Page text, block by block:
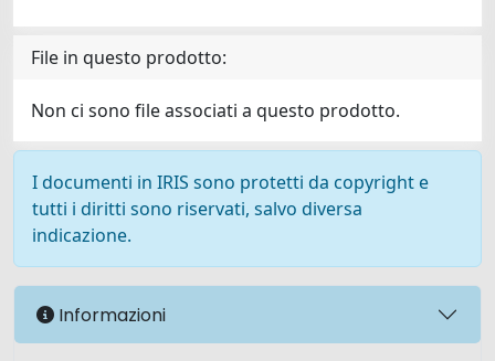
File in questo prodotto:
Non ci sono file associati a questo prodotto.
I documenti in IRIS sono protetti da copyright e
tutti i diritti sono riservati, salvo diversa
indicazione.
Informazioni